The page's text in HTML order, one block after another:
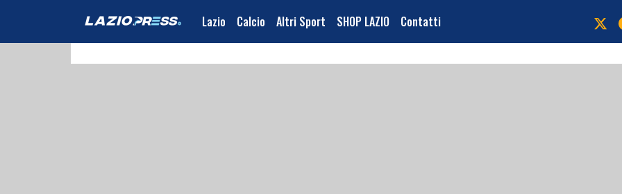
Lazio Calcio Altri Sport SHOP LAZIO Contatti